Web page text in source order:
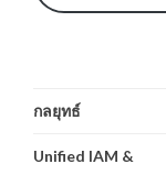
กลยุทธ์
Unified IAM &